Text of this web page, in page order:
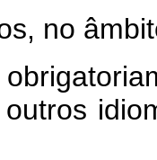
no